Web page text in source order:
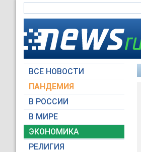
ВСЕ НОВОСТИ
ПАНДЕМИЯ
В РОССИИ
В МИРЕ
ЭКОНОМИКА
РЕЛИГИЯ